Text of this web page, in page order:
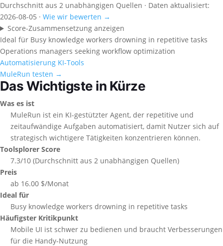
Durchschnitt aus 2 unabhängigen Quellen · Daten aktualisiert:
2026-08-05 · Wie wir bewerten →
Score-Zusammensetzung anzeigen
Ideal für Busy knowledge workers drowning in repetitive tasks
Operations managers seeking workflow optimization
Automatisierung KI-Tools
MuleRun testen →
Das Wichtigste in Kürze
Was es ist
MuleRun ist ein KI-gestützter Agent, der repetitive und
zeitaufwändige Aufgaben automatisiert, damit Nutzer sich auf
strategisch wichtigere Tätigkeiten konzentrieren können.
Toolsplorer Score
7.3/10 (Durchschnitt aus 2 unabhängigen Quellen)
Preis
ab 16.00 $/Monat
Ideal für
Busy knowledge workers drowning in repetitive tasks
Häufigster Kritikpunkt
Mobile UI ist schwer zu bedienen und braucht Verbesserungen
für die Handy-Nutzung